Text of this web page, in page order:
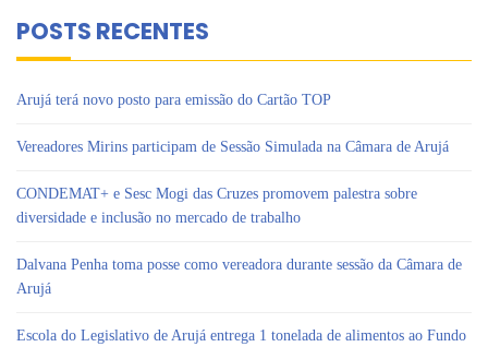
POSTS RECENTES
Arujá terá novo posto para emissão do Cartão TOP
Vereadores Mirins participam de Sessão Simulada na Câmara de Arujá
CONDEMAT+ e Sesc Mogi das Cruzes promovem palestra sobre
diversidade e inclusão no mercado de trabalho
Dalvana Penha toma posse como vereadora durante sessão da Câmara de
Arujá
Escola do Legislativo de Arujá entrega 1 tonelada de alimentos ao Fundo